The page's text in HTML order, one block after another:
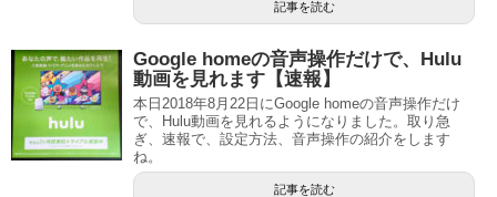
記事を読む
Google homeの音声操作だけで、Hulu
動画を見れます【速報】
本日2018年8月22日にGoogle homeの音声操作だけ
で、Hulu動画を見れるようになりました。取り急
ぎ、速報で、設定方法、音声操作の紹介をします
ね。
記事を読む